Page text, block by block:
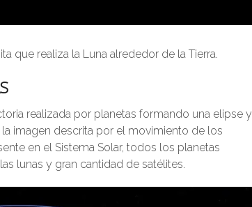
que realiza la Luna alrededor de la Tierra.
realizada por planetas formando una elipse y
imagen descrita por el movimiento de los
en el Sistema Solar, todos los planetas
lunas y gran cantidad de satélites.